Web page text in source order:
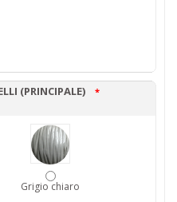
(PRINCIPALE) *
Grigio chiaro